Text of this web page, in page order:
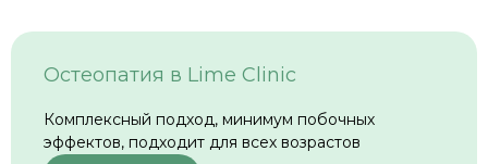
Остеопатия в Lime Clinic
Комплексный подход, минимум побочных
эффектов, подходит для всех возрастов